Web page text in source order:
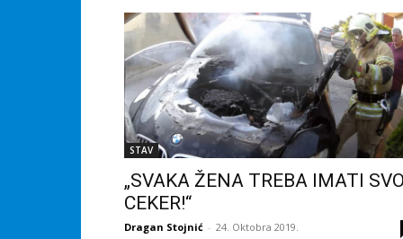
STAV
„SVAKA ŽENA TREBA IMATI
CEKER!“
Dragan Stojnić - 24. Oktobra 2019.